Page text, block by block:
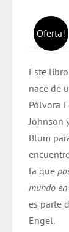
Oferta!
Este
nace de
Pólvora
Johnson
Blum
la que
mundo
es parte
Engel.